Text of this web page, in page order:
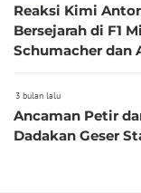
Reaksi Kimi
Bersejarah di F1
Schumacher dan
3 bulan lalu
Ancaman Petir
Dadakan Geser